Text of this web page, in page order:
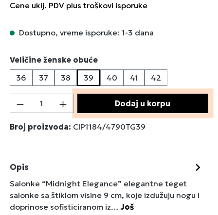
Cene uklj. PDV plus troškovi isporuke
Dostupno, vreme isporuke: 1-3 dana
Izaberi
Veličine ženske obuće
36
37 38 39 40 41 42
Količina proizvoda: Unesite željenu
Dodaj u korpu
Broj proizvoda: CIP1184/4790TG39
Opis
Salonke “Midnight Elegance” elegantne teget
salonke sa štiklom visine 9 cm, koje izdužuju nogu i
doprinose sofisticiranom iz…Još